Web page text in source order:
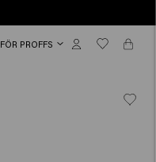
FÖR PROFFS